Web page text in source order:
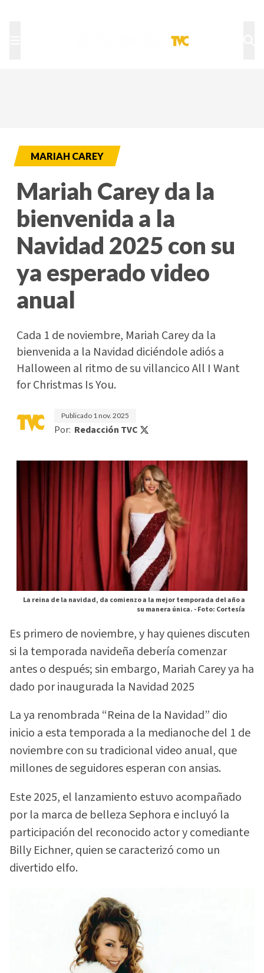
MARIAH CAREY
Mariah Carey da la
bienvenida a la
Navidad 2025 con su
ya esperado video
anual
Cada 1 de noviembre, Mariah Carey da la
bienvenida a la Navidad diciéndole adiós a
Halloween al ritmo de su villancico All I Want
for Christmas Is You.
Publicado 1 nov. 2025
Por: Redacción TVC
La reina de la navidad, da comienzo a la mejor temporada del año a
su manera única. -Foto: Cortesía
Es primero de noviembre, y hay quienes discuten
si la temporada navideña debería comenzar
antes o después; sin embargo, Mariah Carey ya ha
dado por inaugurada la Navidad 2025
La ya renombrada “Reina de la Navidad” dio
inicio a esta temporada a la medianoche del 1 de
noviembre con su tradicional video anual, que
millones de seguidores esperan con ansias.
Este 2025, el lanzamiento estuvo acompañado
por la marca de belleza Sephora e incluyó la
participación del reconocido actor y comediante
Billy Eichner, quien se caracterizó como un
divertido elfo.